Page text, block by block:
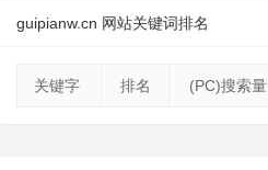
guipianw.cn 网站关键词排名
关键字 排名 (PC)搜索量